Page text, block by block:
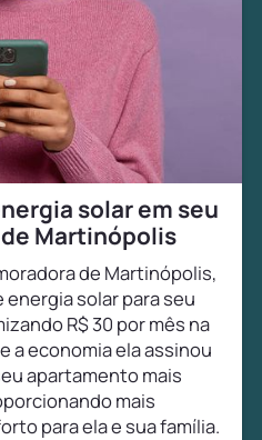
solar em seu
Martinópolis
de Martinópolis,
solar para seu
R$ 30 por mês na
a economia ela assinou
apartamento mais
mais
para ela e sua família.